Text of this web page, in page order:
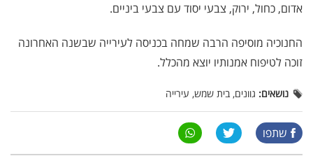
אדום, כחול, ירוק, צבעי יסוד עם צבעי ביניים.
החנוכיה מוסיפה הרבה שמחה בכניסה לעירייה שבשנה האחרונה
זוכה לטיפוח אמנותיו יוצא מהכלל.
נושאים: גוונים, בית שמש, עירייה
שתפו